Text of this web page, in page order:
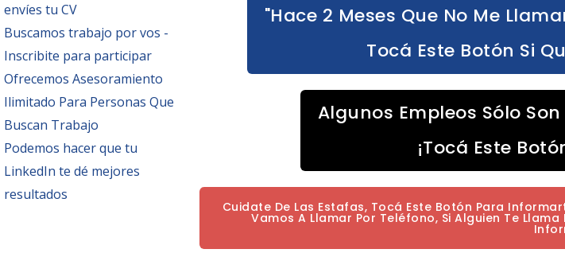
envíes tu CV
Buscamos trabajo por vos -
Inscribite para participar
Ofrecemos Asesoramiento
Ilimitado Para Personas Que
Buscan Trabajo
Podemos hacer que tu
LinkedIn te dé mejores
resultados
"Hace 2 Meses Que No Me
Tocá Este Botón Si
Algunos Empleos Sólo
¡Tocá Este
Cuidate De Las Estafas, Tocá Este Botón Para
Vamos A Llamar Por Teléfono, Si Alguien Te